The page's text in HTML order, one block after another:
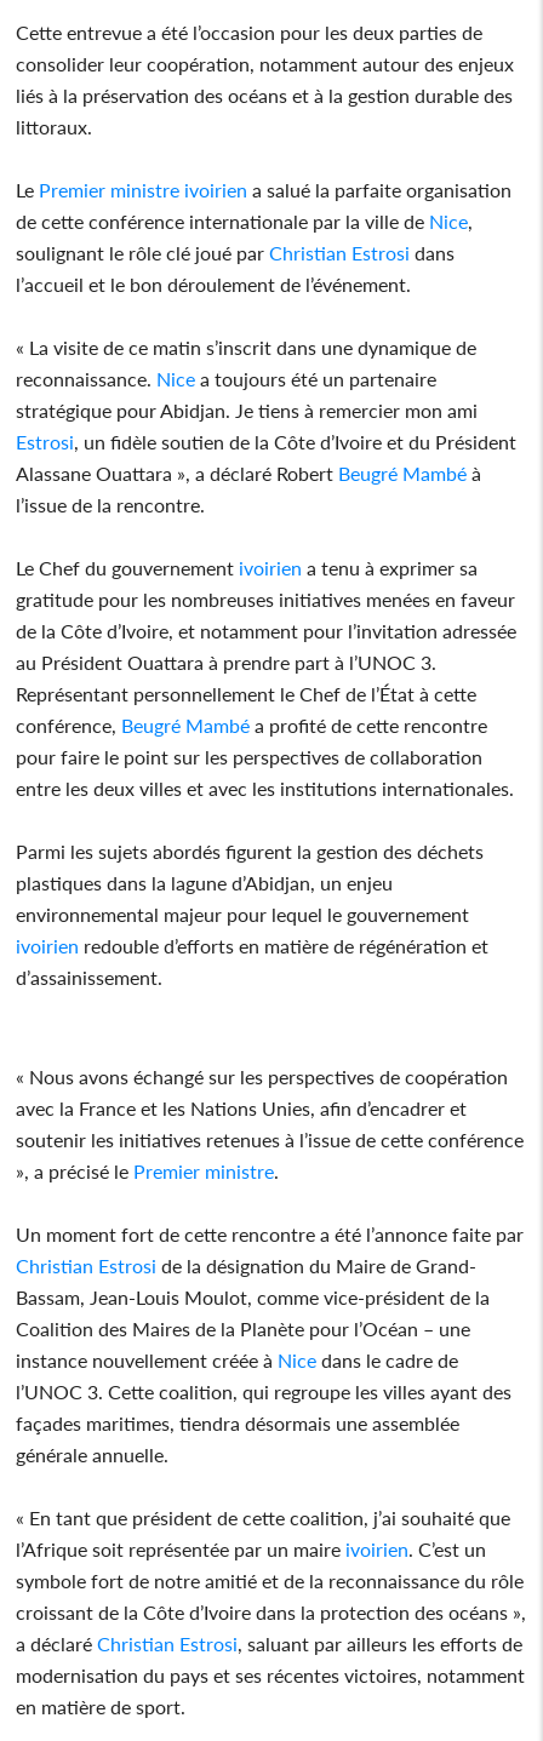
Cette entrevue a été l’occasion pour les deux parties de
consolider leur coopération, notamment autour des enjeux
liés à la préservation des océans et à la gestion durable des
littoraux.
Le Premier ministre ivoirien a salué la parfaite organisation
de cette conférence internationale par la ville de Nice
soulignant le rôle clé joué par Christian Estrosi dans
l’accueil et le bon déroulement de l’événement.
« La visite de ce matin s’inscrit dans une dynamique de
reconnaissance. Nice a toujours été un partenaire
stratégique pour Abidjan. Je tiens à remercier mon ami
Estrosi , un fidèle soutien de la Côte d’Ivoire et du Président
Alassane Ouattara », a déclaré Robert Beugré Mambé à
l’issue de la rencontre.
Le Chef du gouvernement ivoirien a tenu à exprimer sa
gratitude pour les nombreuses initiatives menées en faveur
de la Côte d’Ivoire, et notamment pour l’invitation adressée
au Président Ouattara à prendre part à l’UNOC 3.
Représentant personnellement le Chef de l’État à cette
conférence, Beugré Mambé a profité de cette rencontre
pour faire le point sur les perspectives de collaboration
entre les deux villes et avec les institutions internationales.
Parmi les sujets abordés figurent la gestion des déchets
plastiques dans la lagune d’Abidjan, un enjeu
environnemental majeur pour lequel le gouvernement
ivoirien redouble d’efforts en matière de régénération et
d’assainissement.
« Nous avons échangé sur les perspectives de coopération
avec la France et les Nations Unies, afin d’encadrer et
soutenir les initiatives retenues à l’issue de cette conférence
», a précisé le Premier ministre
Un moment fort de cette rencontre a été l’annonce faite par
Christian Estrosi de la désignation du Maire de Grand-
Bassam, Jean-Louis Moulot, comme vice-président de la
Coalition des Maires de la Planète pour l’Océan – une
instance nouvellement créée à Nice dans le cadre de
l’UNOC 3. Cette coalition, qui regroupe les villes ayant des
façades maritimes, tiendra désormais une assemblée
générale annuelle.
« En tant que président de cette coalition, j’ai souhaité que
l’Afrique soit représentée par un maire ivoirien . C’est un
symbole fort de notre amitié et de la reconnaissance du rôle
croissant de la Côte d’Ivoire dans la protection des océans »,
a déclaré Christian Estrosi , saluant par ailleurs les efforts de
modernisation du pays et ses récentes victoires, notamment
en matière de sport.